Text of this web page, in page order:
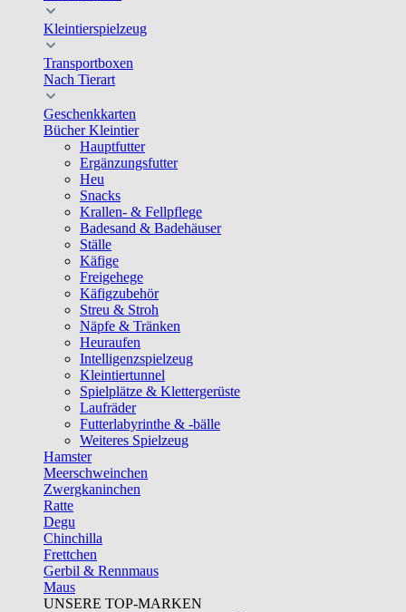
Kleintierspielzeug
Transportboxen
Nach Tierart
Geschenkkarten
Bücher Kleintier
Hauptfutter
Ergänzungsfutter
Heu
Snacks
Krallen- & Fellpflege
Badesand & Badehäuser
Ställe
Käfige
Freigehege
Käfigzubehör
Streu & Stroh
Näpfe & Tränken
Heuraufen
Intelligenzspielzeug
Kleintiertunnel
Spielplätze & Klettergerüste
Laufräder
Futterlabyrinthe & -bälle
Weiteres Spielzeug
Hamster
Meerschweinchen
Zwergkaninchen
Ratte
Degu
Chinchilla
Frettchen
Gerbil & Rennmaus
Maus
UNSERE TOP-MARKEN